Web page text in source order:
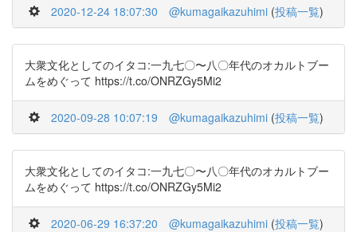
2020-12-24 18:07:30 @kumagaikazuhimi (投稿一覧)
大衆文化としてのイタコ:一九七〇〜八〇年代のオカルトブー
ムをめぐって https://t.co/ONRZGy5Mi2
2020-09-28 10:07:19 @kumagaikazuhimi (投稿一覧)
大衆文化としてのイタコ:一九七〇〜八〇年代のオカルトブー
ムをめぐって https://t.co/ONRZGy5Mi2
2020-06-29 16:37:20 @kumagaikazuhimi (投稿一覧)